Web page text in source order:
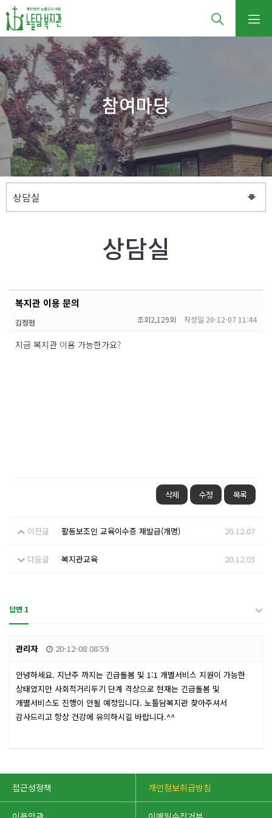
참여마당
상담실
복지관 이용 문의
김정현 조회2,129회 작성일 20-12-07 11:44
지금 복지관 이용 가능한가요?
삭제 수정 목록
이전글 활동보조인 교육이수증 재발급(개명) 20.12.07
다음글 복지관교육 20.12.03
답변 1
관리자 20-12-08 08:59
안녕하세요. 지난주 까지는 긴급돌봄 및 1:1 개별서비스 지원이 가능한
상태였지만 사회적거리두기 단계 격상으로 현재는 긴급돌봄 및
개별서비스도 진행이 안될 예정입니다. 노틀담복지관 찾아주셔서
감사드리고 항상 건강에 유의하시길 바랍니다.^^
접근성정책 개인정보취급방침